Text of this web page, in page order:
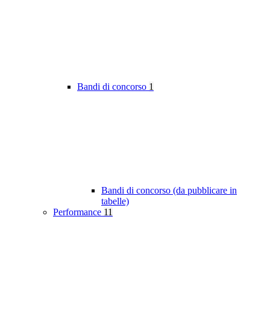
Bandi di concorso 1
Bandi di concorso (da pubblicare in
tabelle)
Performance 11